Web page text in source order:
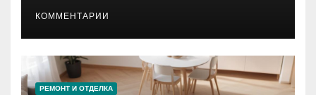
КОММЕНТАРИИ
РЕМОНТ И ОТДЕЛКА